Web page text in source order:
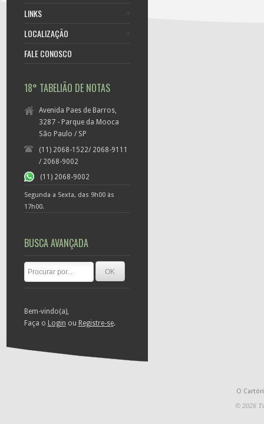
LINKS
LOCALIZAÇÃO
FALE CONOSCO
18° TABELIÃO DE NOTAS
Avenida Paes de Barros,
3287 - Parque da Mooca
São Paulo / SP
(11) 2068-1522/ 2068-9111
/ 2068-9002
(11) 2068-9002
Segunda a Sexta, das 9h00 às
17h00.
BUSCA AVANÇADA
Bem-vindo(a),
Faça o Login ou Registre-se.
O
© 2026